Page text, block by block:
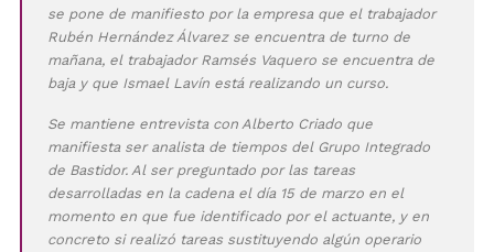
se pone de manifiesto por la empresa que el trabajador
Rubén Hernández Álvarez se encuentra de turno de
mañana, el trabajador Ramsés Vaquero se encuentra de
baja y que Ismael Lavín está realizando un curso.
Se mantiene entrevista con Alberto Criado que
manifiesta ser analista de tiempos del Grupo Integrado
de Bastidor. Al ser preguntado por las tareas
desarrolladas en la cadena el día 15 de marzo en el
momento en que fue identificado por el actuante, y en
concreto si realizó tareas sustituyendo algún operario